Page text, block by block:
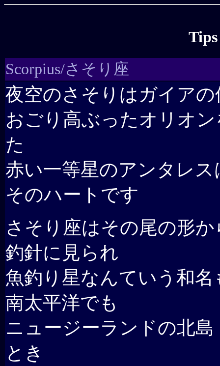
Scorpius/さそり座
夜空のさそりはガイアの
おごり高ぶったオリオ
た
赤い一等星のアンタレス
そのハートです
さそり座はその尾の形か
釣針に見られ
魚釣り星なんていう和
南太平洋でも
ニュージーランドの北
とき